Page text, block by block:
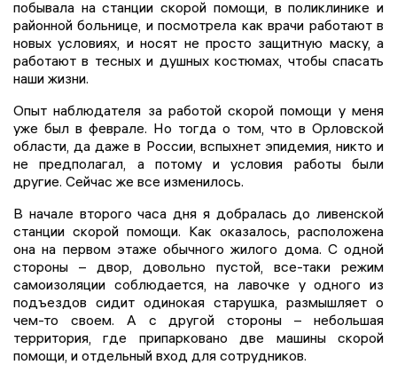
побывала на станции скорой помощи, в поликлинике и
районной больнице, и посмотрела как врачи работают в
новых условиях, и носят не просто защитную маску, а
работают в тесных и душных костюмах, чтобы спасать
наши жизни.
Опыт наблюдателя за работой скорой помощи у меня
уже был в феврале. Но тогда о том, что в Орловской
области, да даже в России, вспыхнет эпидемия, никто и
не предполагал, а потому и условия работы были
другие. Сейчас же все изменилось.
В начале второго часа дня я добралась до ливенской
станции скорой помощи. Как оказалось, расположена
она на первом этаже обычного жилого дома. С одной
стороны – двор, довольно пустой, все-таки режим
самоизоляции соблюдается, на лавочке у одного из
подъездов сидит одинокая старушка, размышляет о
чем-то своем. А с другой стороны – небольшая
территория, где припарковано две машины скорой
помощи, и отдельный вход для сотрудников.